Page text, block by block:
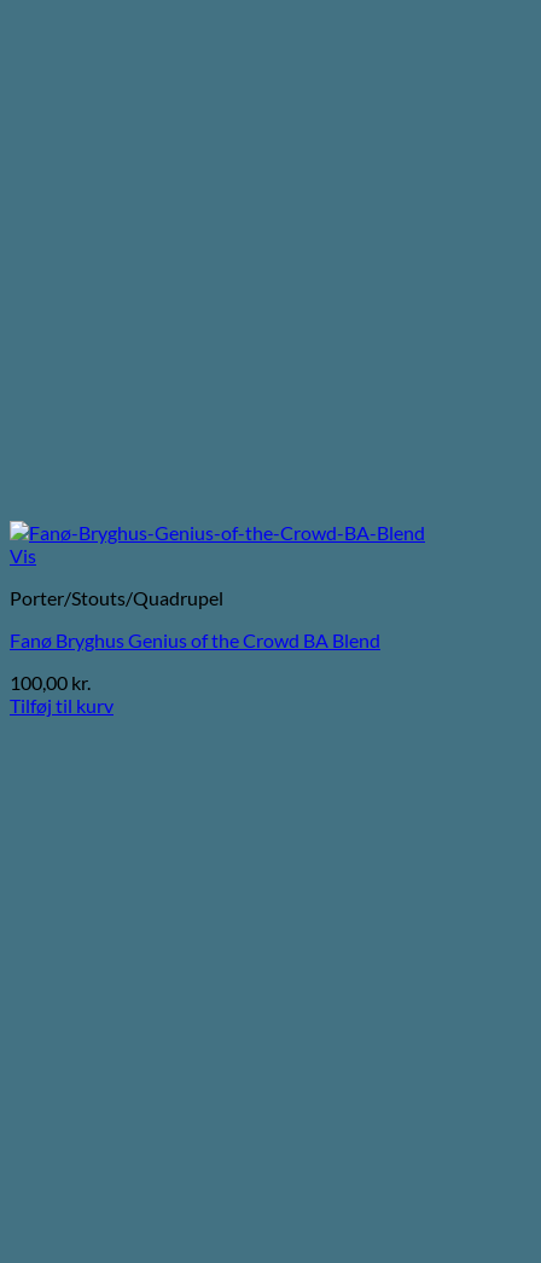
Vis
Porter/Stouts/Quadrupel
Fanø Bryghus Genius of the Crowd BA Blend
100,00 kr.
Tilføj til kurv